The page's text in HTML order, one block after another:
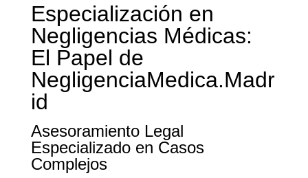
Especialización en
Negligencias Médicas:
El Papel de
NegligenciaMedica.Madr
id
Asesoramiento Legal
Especializado en Casos
Complejos